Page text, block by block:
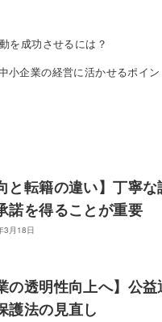
を成功させるには？
小企業の経営に活かせるポイ
と転籍の違い】丁寧な
諾を得ることが重要
3月18日
の透明性向上へ】公益
護法の見直し